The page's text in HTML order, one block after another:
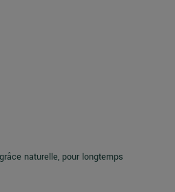
naturelle, pour longtemps